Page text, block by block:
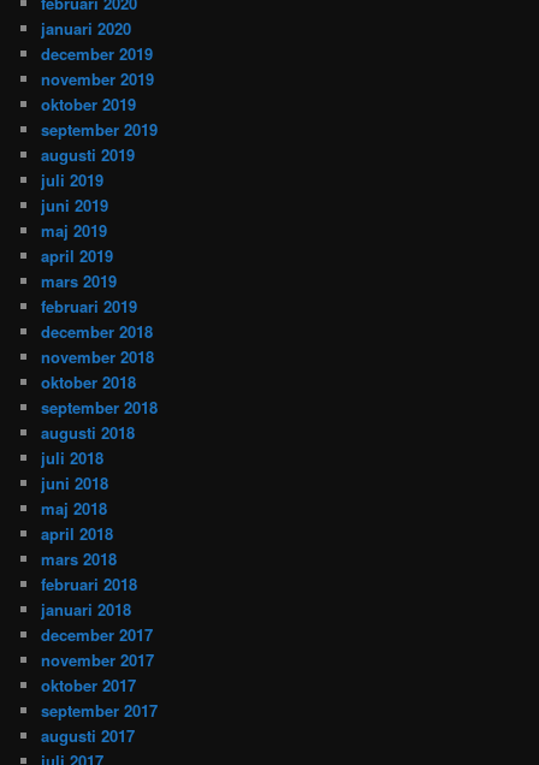
januari 2020
december 2019
november 2019
oktober 2019
september 2019
augusti 2019
juli 2019
juni 2019
maj 2019
april 2019
mars 2019
februari 2019
december 2018
november 2018
oktober 2018
september 2018
augusti 2018
juli 2018
juni 2018
maj 2018
april 2018
mars 2018
februari 2018
januari 2018
december 2017
november 2017
oktober 2017
september 2017
augusti 2017